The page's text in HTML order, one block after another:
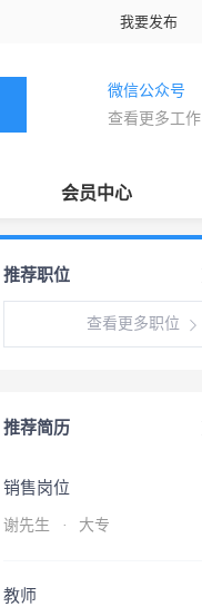
我要发布
微信公众号
查看更多工作
会员中心
推荐职位
查看更多职位
推荐简历
销售岗位
谢先生 · 大专
教师